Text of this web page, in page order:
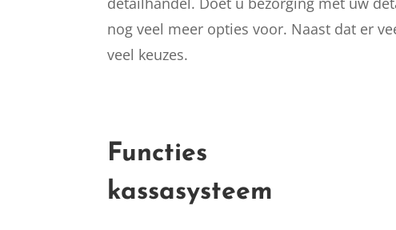
nog veel meer opties voor. Naast dat er
veel keuzes.
Functies
kassasysteem